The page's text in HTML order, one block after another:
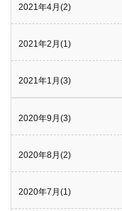
2021年4月(2)
2021年2月(1)
2021年1月(3)
2020年9月(3)
2020年8月(2)
2020年7月(1)